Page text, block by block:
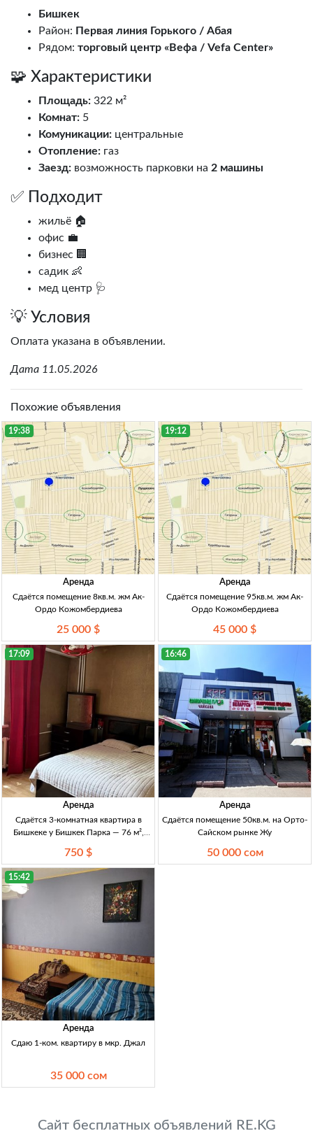
Бишкек
Район: Первая линия Горького / Абая
Рядом: торговый центр «Вефа / Vefa Center»
🧩 Характеристики
Площадь: 322 м²
Комнат: 5
Комуникации: центральные
Отопление: газ
Заезд: возможность парковки на 2 машины
✅ Подходит
жильё 🏠
офис 💼
бизнес 🏢
садик 👶
мед центр 🩺
💡 Условия
Оплата указана в объявлении.
Дата 11.05.2026
Похожие объявления
19:38
Аренда
Сдаётся помещение 8кв.м. жм Ак-
Ордо Кожомбердиева
25 000 $
19:12
Аренда
Сдаётся помещение 95кв.м. жм Ак-
Ордо Кожомбердиева
45 000 $
17:09
Аренда
Сдаётся 3-комнатная квартира в
Бишкеке у Бишкек Парка — 76 м²,
у разд., р-н Бишкек Парка, Манаса/
Токтогула, аренда 750 USD
750 $
16:46
Аренда
Сдаётся помещение 50кв.м. на Орто-
Сайском рынке Жу
50 000 сом
15:42
Аренда
Сдаю 1-ком. квартиру в мкр. Джал
35 000 сом
Сайт бесплатных объявлений RE.KG